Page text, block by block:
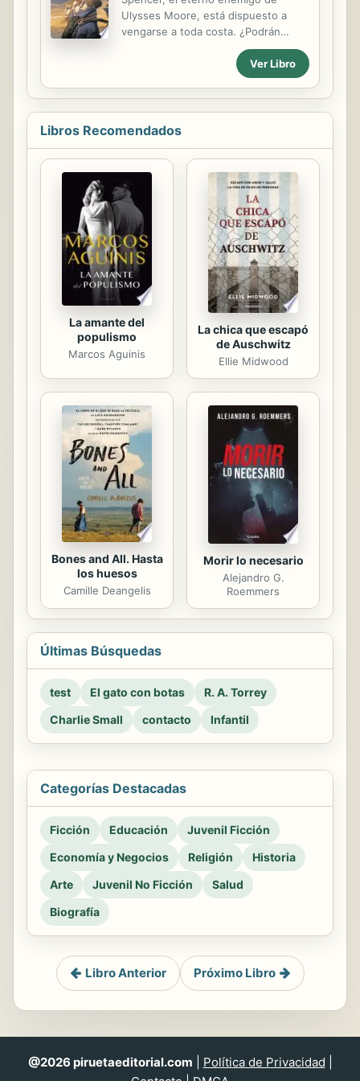
que actuar, al fin y al cabo, es una de
las pocas que ha enfrentado a un
cazador y salido con sus poderes
intactos. O eso cree todo el mundo...
Porque, aunque trate de ocultarlo,
hacer magia se ha vuelto una agonía
para ella. Y solo uniéndose ...
Ulysses Moore, está dispuesto a
vengarse a toda costa. ¿Podrán
impedir Jason, Julia y Rick que
destruya las Puertas del Tiempo? El
futuro de los viajeros imaginarios
pende de un hilo: Spencer, el
acérrimo enemigo de Ulysses Moore,
ha logrado escapar de su destierro y
Mary Gray, su legendario barco de
velas negras. Cañonazo a cañonazo,
está destruyendo el pueblo y, con él,
las Puertas del Tiempo, únicas vías
de acceso a los lugares imaginarios...
Esta vez, los jóvenes viajeros van a
necesitar ayuda de todo el mundo...
Ver Libro
Libros Recomendados
La amante del
populismo
Marcos Aguinis
La chica que escapó
de Auschwitz
Ellie Midwood
Bones and All. Hasta
los huesos
Camille Deangelis
Morir lo necesario
Alejandro G.
Roemmers
Últimas Búsquedas
test El gato con botas
R. A. Torrey
Charlie Small
contacto Infantil
Categorías Destacadas
Ficción Educación
Juvenil Ficción
Economía y Negocios
Religión
Historia
Arte
Juvenil No Ficción
Salud
Biografía
Libro Anterior Próximo Libro
@2026 piruetaeditorial.com Política de Privacidad